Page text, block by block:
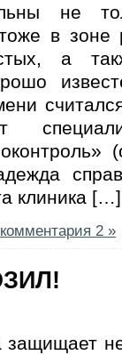
не
в зоне
а
клиника […]
комментария 2 »
защищает